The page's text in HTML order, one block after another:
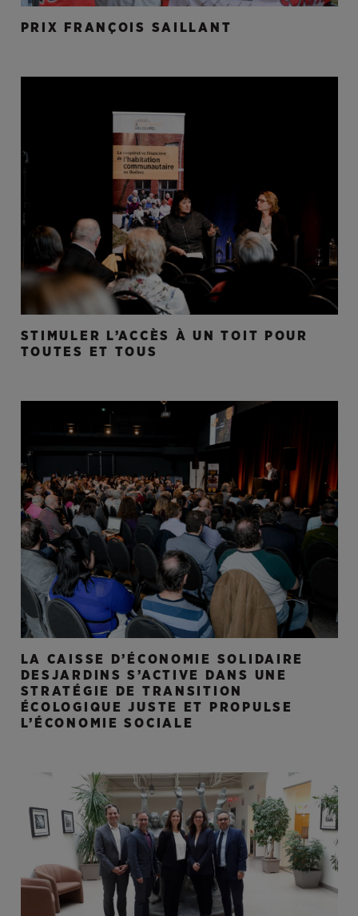
PRIX FRANÇOIS SAILLANT
STIMULER L’ACCÈS À UN TOIT POUR
TOUTES ET TOUS
LA CAISSE D’ÉCONOMIE SOLIDAIRE
DESJARDINS S’ACTIVE DANS UNE
STRATÉGIE DE TRANSITION
ÉCOLOGIQUE JUSTE ET PROPULSE
L’ÉCONOMIE SOCIALE